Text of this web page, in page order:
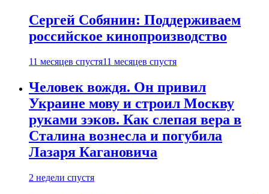
Сергей Собянин: Поддерживаем
российское кинопроизводство
11 месяцев спустя11 месяцев спустя
Человек вождя. Он привил
Украине мову и строил Москву
руками зэков. Как слепая вера в
Сталина вознесла и погубила
Лазаря Кагановича
2 недели спустя